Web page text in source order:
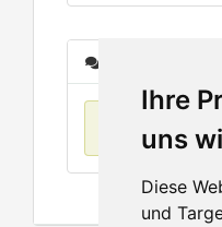
Ihre
uns
Diese
und